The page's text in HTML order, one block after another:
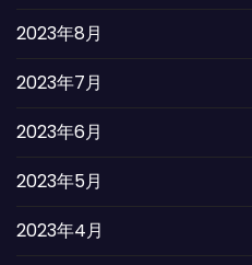
2023年8月
2023年7月
2023年6月
2023年5月
2023年4月